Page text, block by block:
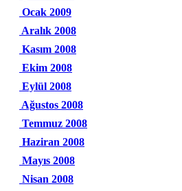
Ocak 2009
Aralık 2008
Kasım 2008
Ekim 2008
Eylül 2008
Ağustos 2008
Temmuz 2008
Haziran 2008
Mayıs 2008
Nisan 2008